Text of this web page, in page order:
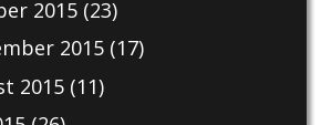
2015(23)
2015(17)
2015(11)